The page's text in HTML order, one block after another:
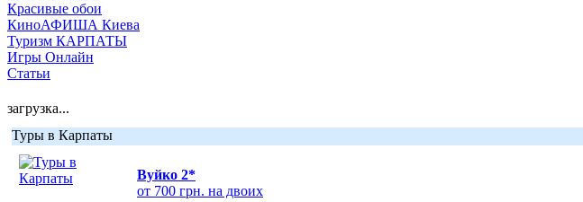
Красивые обои
КиноАФИША Киева
Туризм КАРПАТЫ
Игры Онлайн
Статьи
загрузка...
Туры в Карпаты
Вуйко 2*
от 700 грн. на двоих